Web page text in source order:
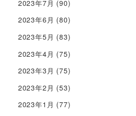
2023年7月 (90)
2023年6月 (80)
2023年5月 (83)
2023年4月 (75)
2023年3月 (75)
2023年2月 (53)
2023年1月 (77)